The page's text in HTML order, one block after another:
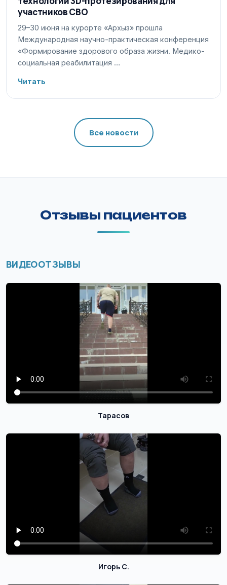
участников СВО
29–30 июня на курорте «Архыз» прошла
Международная научно-практическая конференция
«Формирование здорового образа жизни. Медико-
социальная реабилитация …
Читать
Все новости
Отзывы пациентов
ВИДЕООТЗЫВЫ
Тарасов
Игорь С.